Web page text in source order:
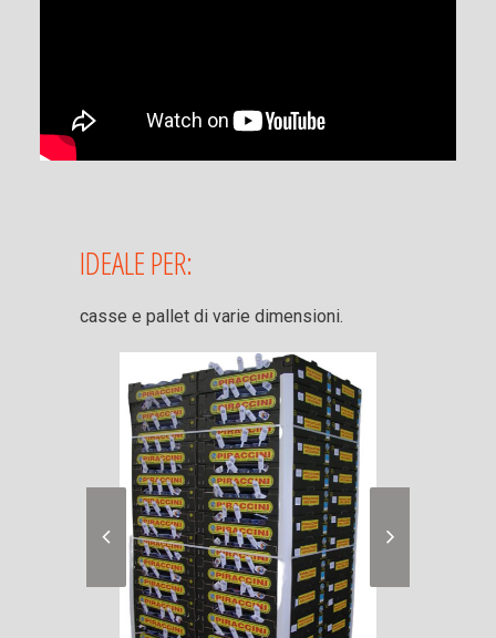
IDEALE PER:
casse e pallet di varie dimensioni.